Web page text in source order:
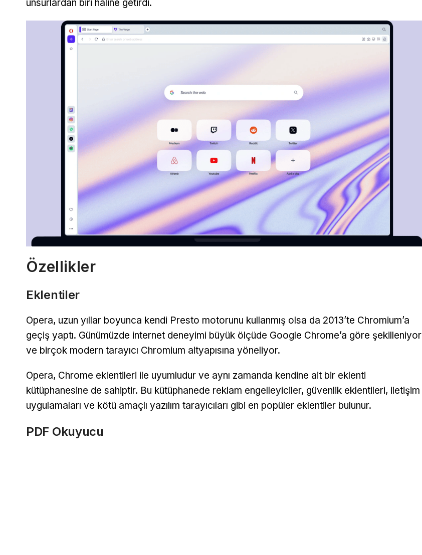
unsurlardan biri haline getirdi.
Özellikler
Eklentiler
Opera, uzun yıllar boyunca kendi Presto motorunu kullanmış olsa da 2013’te Chromium’a
geçiş yaptı. Günümüzde internet deneyimi büyük ölçüde Google Chrome’a göre şekilleniyor
ve birçok modern tarayıcı Chromium altyapısına yöneliyor.
Opera, Chrome eklentileri ile uyumludur ve aynı zamanda kendine ait bir eklenti
kütüphanesine de sahiptir. Bu kütüphanede reklam engelleyiciler, güvenlik eklentileri, iletişim
uygulamaları ve kötü amaçlı yazılım tarayıcıları gibi en popüler eklentiler bulunur.
PDF Okuyucu